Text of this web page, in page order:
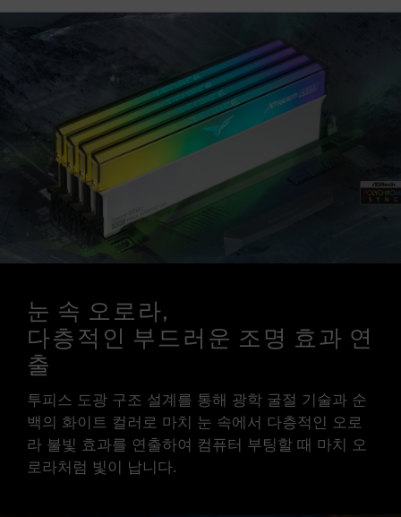
야 하며, 일부 메인보드나 CPU는 표기된 주파수
에 도달하지 못할 수 있으며, 최종 작동 주파수는
시스템 설정 및 하드웨어 사양에 의해 제한됩니
다.
오버클럭(XMP 3.0 / EXPO 설정 활성화 등)은
JEDEC 표준을 초과해, 시스템 안정성에 영향을
미칠 수 있습니다. 오버클럭으로 인한 시스템 불
안정이 생길 경우 BIOS 기본값으로 복원하시길
바랍니다.
메모리 모듈에 기재된 주파수는 달성 가능한 최대
주파수이며, 모든 시스템에서 도달하지 못할 수
있습니다.
십시오. 지원되지 않을 경우, 메모리가 표기된 오
버클럭 주파수에 도달하지 못할 수 있습니다.
TEAMGROUP의 모든 메모리 모듈은 표준 전압
범위 내에서 테스트됩니다. 프로세서나 메인보드
의 문제로 인한 고장은 해당 제조사에 문의하여
A/S를 받으시길 바랍니다.
눈 속 오로라,
다층적인 부드러운 조명 효과 연
출
투피스 도광 구조 설계를 통해 광학 굴절 기술과 순
백의 화이트 컬러로 마치 눈 속에서 다층적인 오로
라 불빛 효과를 연출하여 컴퓨터 부팅할 때 마치 오
로라처럼 빛이 납니다.